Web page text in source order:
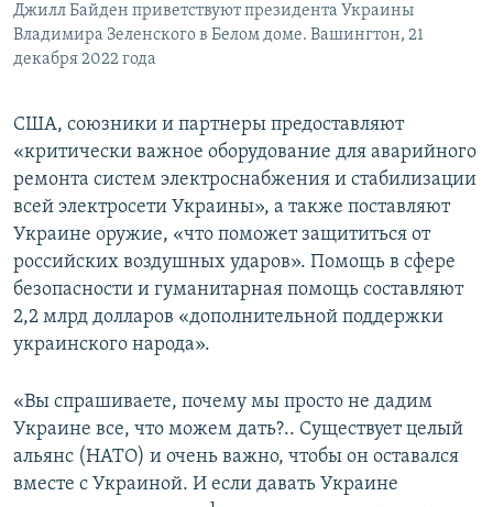
Джилл Байден приветствуют президента Украины
Владимира Зеленского в Белом доме. Вашингтон, 21
декабря 2022 года
США, союзники и партнеры предоставляют
«критически важное оборудование для аварийного
ремонта систем электроснабжения и стабилизации
всей электросети Украины», а также поставляют
Украине оружие, «что поможет защититься от
российских воздушных ударов». Помощь в сфере
безопасности и гуманитарная помощь составляют
2,2 млрд долларов «дополнительной поддержки
украинского народа».
«Вы спрашиваете, почему мы просто не дадим
Украине все, что можем дать?.. Существует целый
альянс (НАТО) и очень важно, чтобы он оставался
вместе с Украиной. И если давать Украине